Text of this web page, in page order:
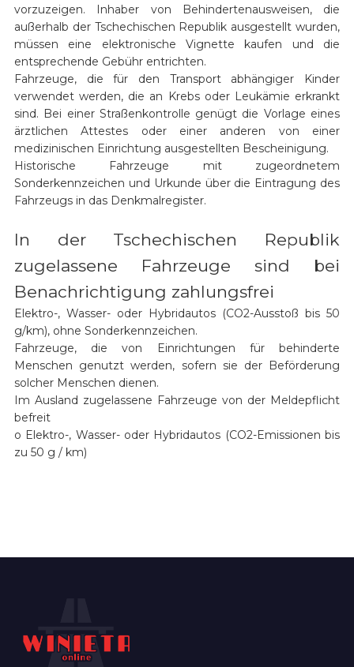
vorzuzeigen. Inhaber von Behindertenausweisen, die
außerhalb der Tschechischen Republik ausgestellt wurden,
müssen eine elektronische Vignette kaufen und die
entsprechende Gebühr entrichten.
Fahrzeuge, die für den Transport abhängiger Kinder
verwendet werden, die an Krebs oder Leukämie erkrankt
sind. Bei einer Straßenkontrolle genügt die Vorlage eines
ärztlichen Attestes oder einer anderen von einer
medizinischen Einrichtung ausgestellten Bescheinigung.
Historische Fahrzeuge mit zugeordnetem
Sonderkennzeichen und Urkunde über die Eintragung des
Fahrzeugs in das Denkmalregister.
In der Tschechischen Republik
zugelassene Fahrzeuge sind bei
Benachrichtigung zahlungsfrei
Elektro-, Wasser- oder Hybridautos (CO2-Ausstoß bis 50
g/km), ohne Sonderkennzeichen.
Fahrzeuge, die von Einrichtungen für behinderte
Menschen genutzt werden, sofern sie der Beförderung
solcher Menschen dienen.
Im Ausland zugelassene Fahrzeuge von der Meldepflicht
befreit
o Elektro-, Wasser- oder Hybridautos (CO2-Emissionen bis
zu 50 g / km)